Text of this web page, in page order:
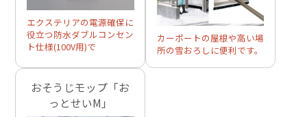
エクステリアの電源確保に
役立つ防水ダブルコンセン
ト仕様(100V用)で
カーポートの屋根や高い場
所の雪おろしに便利です。
おそうじモップ「お
っとせいM」